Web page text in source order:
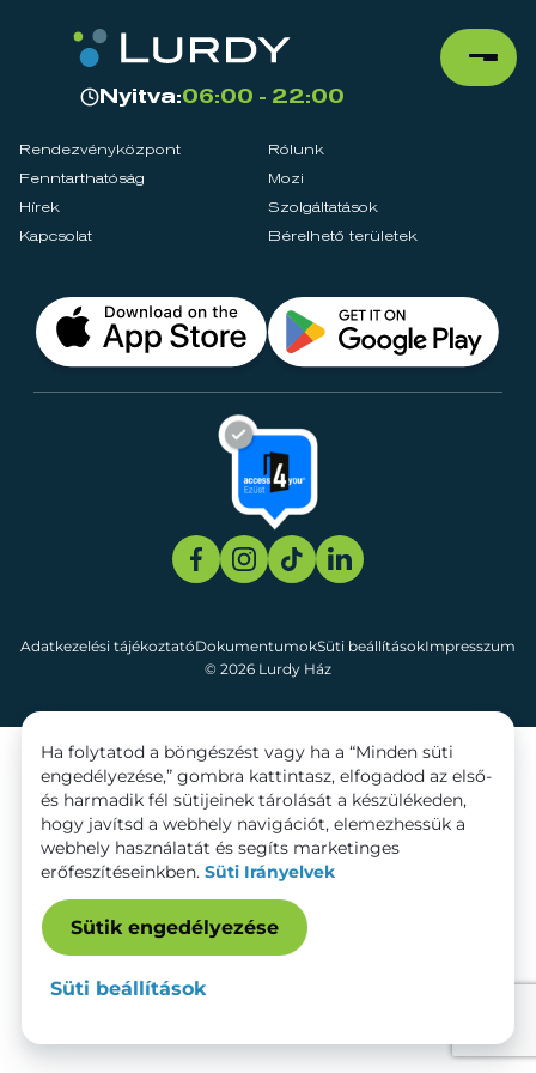
Nyitva:06:00 - 22:00
Rendezvényközpont
Rólunk
Fenntarthatóság
Mozi
Hírek
Szolgáltatások
Kapcsolat
Bérelhető területek
© 2026 Lurdy Ház
Adatkezelési tájékoztatóDokumentumokSüti beállításokImpresszum
Ha folytatod a böngészést vagy ha a “Minden süti
engedélyezése,” gombra kattintasz, elfogadod az első-
és harmadik fél sütijeinek tárolását a készülékeden,
hogy javítsd a webhely navigációt, elemezhessük a
webhely használatát és segíts marketinges
erőfeszítéseinkben. Süti Irányelvek
Sütik engedélyezése
Süti beállítások